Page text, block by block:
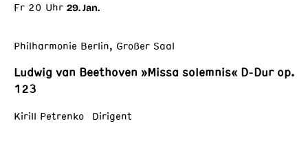
Fr 20 Uhr 29. Jan.
Philharmonie Berlin, Großer Saal
Ludwig van Beethoven »Missa solemnis« D-Dur op.
123
Kirill Petrenko Dirigent